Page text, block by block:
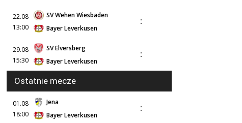
22.08
13:00
SV Wehen Wiesbaden
Bayer Leverkusen
:
29.08
15:30
SV Elversberg
Bayer Leverkusen
:
Ostatnie mecze
01.08
18:00
Jena
Bayer Leverkusen
: